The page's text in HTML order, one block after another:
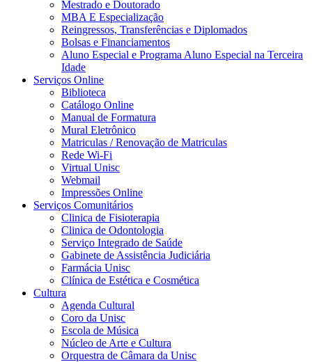
Mestrado e Doutorado
MBA E Especialização
Reingressos, Transferências e Diplomados
Bolsas e Financiamentos
Aluno Especial e Programa Aluno Especial na Terceira
Idade
Serviços Online
Biblioteca
Catálogo Online
Manual de Formatura
Mural Eletrônico
Matriculas / Renovação de Matriculas
Rede Wi-Fi
Virtual Unisc
Webmail
Impressões Online
Serviços Comunitários
Clinica de Fisioterapia
Clinica de Odontologia
Serviço Integrado de Saúde
Gabinete de Assistência Judiciária
Farmácia Unisc
Clínica de Estética e Cosmética
Cultura
Agenda Cultural
Coro da Unisc
Escola de Música
Núcleo de Arte e Cultura
Orquestra de Câmara da Unisc